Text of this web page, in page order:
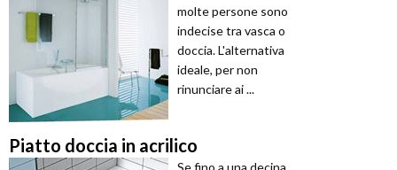
molte persone sono
indecise tra vasca o
doccia. L'alternativa
ideale, per non
rinunciare ai ...
Piatto doccia in acrilico
Se fino a una decina